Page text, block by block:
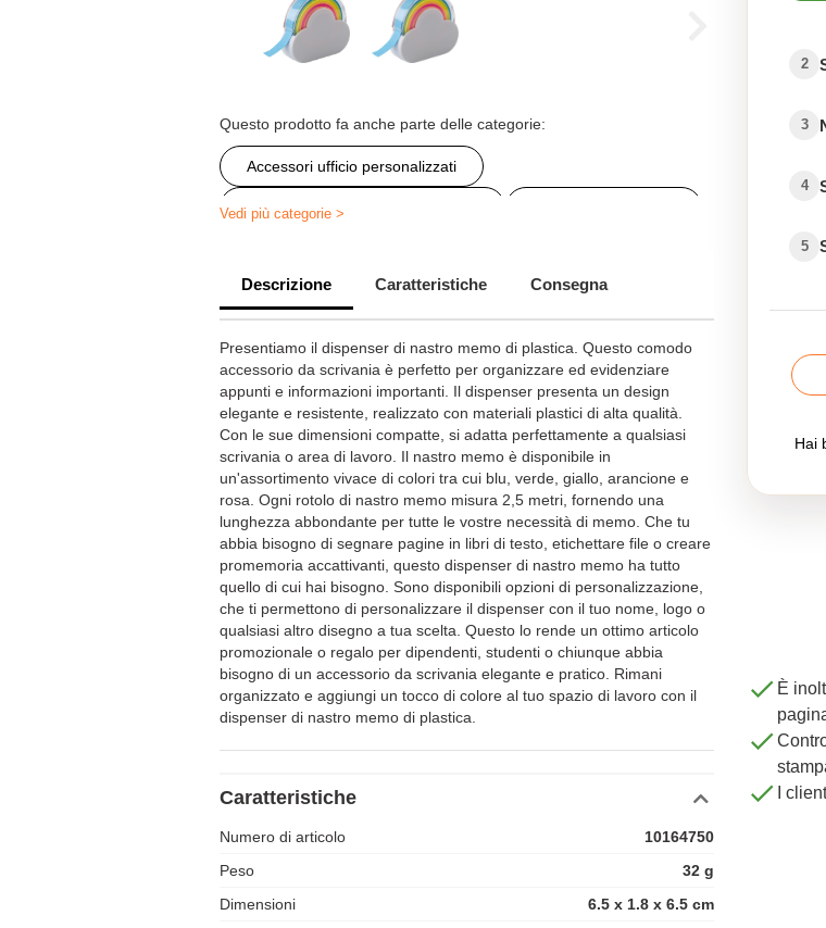
Questo prodotto fa anche parte delle categorie:
Accessori ufficio personalizzati
Articoli da scrivania personalizzati
Vedi più categorie >
Descrizione Caratteristiche Consegna
Presentiamo il dispenser di nastro memo di plastica. Questo comodo
accessorio da scrivania è perfetto per organizzare ed evidenziare
appunti e informazioni importanti. Il dispenser presenta un design
elegante e resistente, realizzato con materiali plastici di alta qualità.
Con le sue dimensioni compatte, si adatta perfettamente a qualsiasi
scrivania o area di lavoro. Il nastro memo è disponibile in
un'assortimento vivace di colori tra cui blu, verde, giallo, arancione e
rosa. Ogni rotolo di nastro memo misura 2,5 metri, fornendo una
lunghezza abbondante per tutte le vostre necessità di memo. Che tu
abbia bisogno di segnare pagine in libri di testo, etichettare file o creare
promemoria accattivanti, questo dispenser di nastro memo ha tutto
quello di cui hai bisogno. Sono disponibili opzioni di personalizzazione,
che ti permettono di personalizzare il dispenser con il tuo nome, logo o
qualsiasi altro disegno a tua scelta. Questo lo rende un ottimo articolo
promozionale o regalo per dipendenti, studenti o chiunque abbia
bisogno di un accessorio da scrivania elegante e pratico. Rimani
organizzato e aggiungi un tocco di colore al tuo spazio di lavoro con il
dispenser di nastro memo di plastica.
Caratteristiche
Numero di articolo
10164750
Peso
32 g
Dimensioni
6.5 x 1.8 x 6.5 cm
2
3
4
5
Hai
È
I